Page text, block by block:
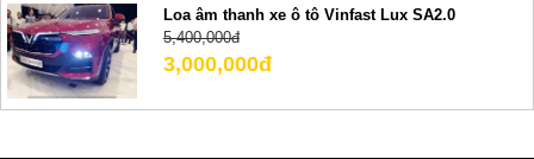
Loa âm thanh xe ô tô Vinfast Lux SA2.0
5,400,000đ
3,000,000đ